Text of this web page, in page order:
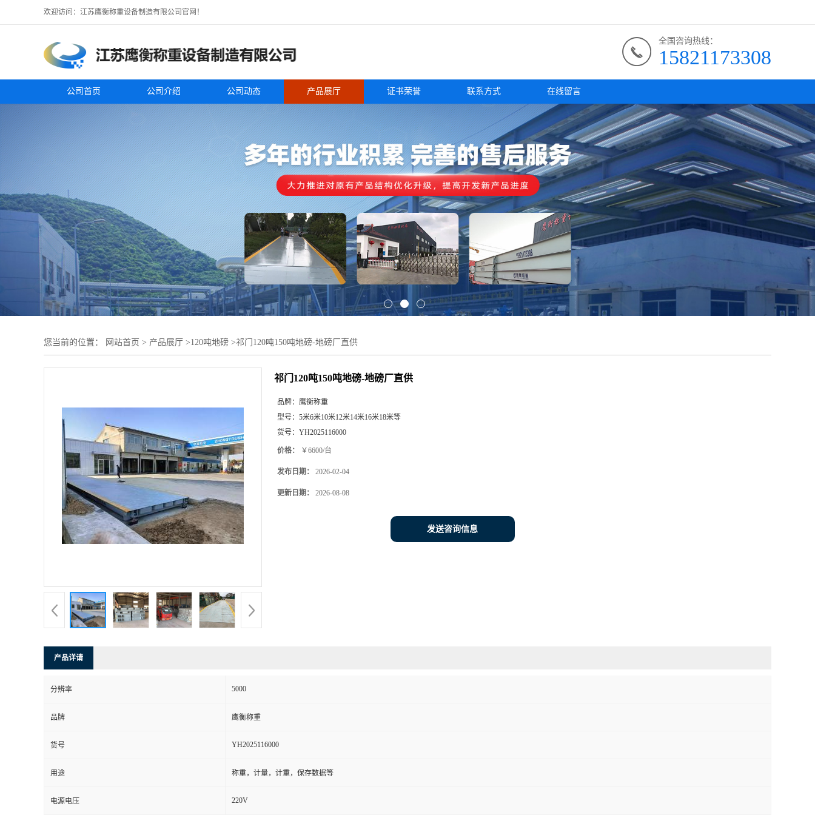
欢迎访问：江苏鹰衡称重设备制造有限公司官网！
全国咨询热线：
15821173308
公司首页 公司介绍 公司动态 产品展厅 证书荣誉 联系方式 在线留言
您当前的位置： 网站首页 > 产品展厅 >120吨地磅 >祁门120吨150吨地磅-地磅厂直供
祁门120吨150吨地磅-地磅厂直供
品牌： 鹰衡称重
型号： 5米6米10米12米14米16米18米等
货号： YH2025116000
价格： ￥6600/台
发布日期： 2026-02-04
更新日期： 2026-08-08
发送咨询信息
产品详请
分辨率 5000
品牌 鹰衡称重
货号 YH2025116000
用途 称重，计量，计重，保存数据等
电源电压 220V